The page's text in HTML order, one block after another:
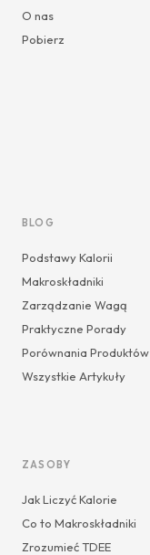
O nas
Pobierz
BLOG
Podstawy Kalorii
Makroskładniki
Zarządzanie Wagą
Praktyczne Porady
Porównania Produktów
Wszystkie Artykuły
ZASOBY
Jak Liczyć Kalorie
Co to Makroskładniki
Zrozumieć TDEE